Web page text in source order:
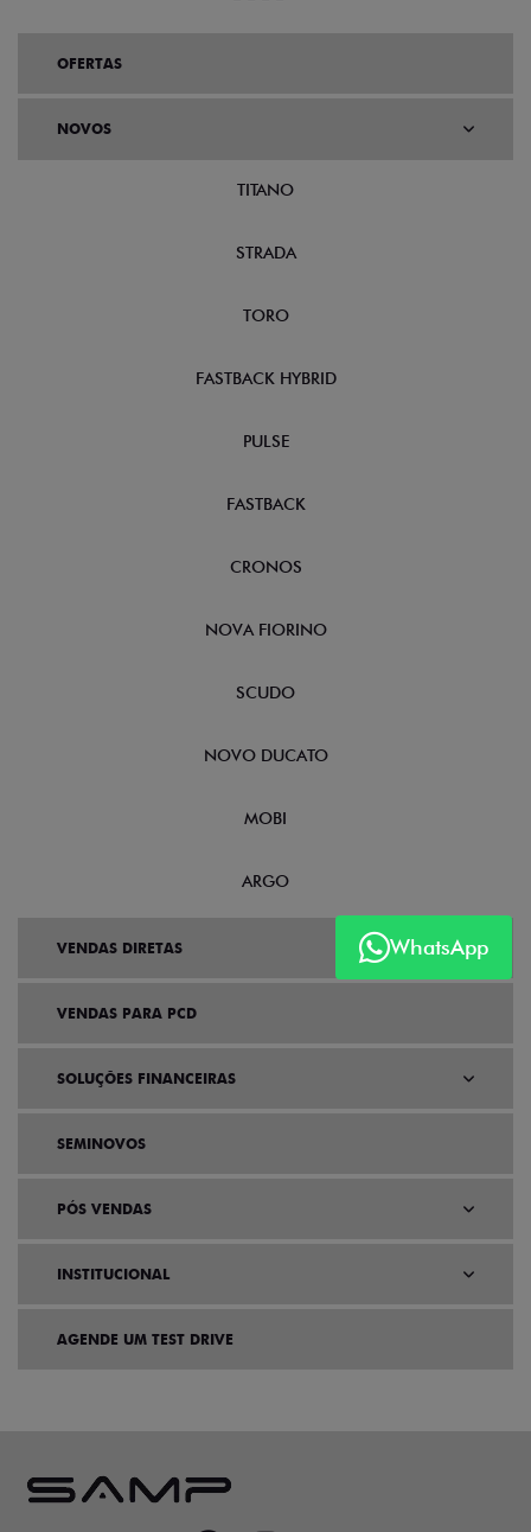
WhatsApp
OFERTAS
NOVOS
TITANO
STRADA
TORO
FASTBACK HYBRID
PULSE
FASTBACK
CRONOS
NOVA FIORINO
SCUDO
NOVO DUCATO
MOBI
ARGO
VENDAS DIRETAS
VENDAS PARA PCD
SOLUÇÕES FINANCEIRAS
SEMINOVOS
PÓS VENDAS
INSTITUCIONAL
AGENDE UM TEST DRIVE